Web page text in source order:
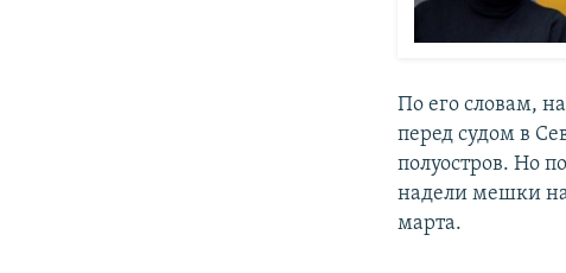
По его словам,
перед судом в
полуостров. Но
надели мешки
марта.